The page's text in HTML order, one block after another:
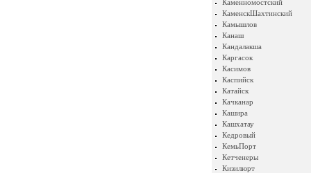
Каменномостский
КаменскШахтинский
Камышлов
Канаш
Кандалакша
Каргасок
Касимов
Каспийск
Катайск
Качканар
Кашира
Кашхатау
Кедровый
КемьПорт
Кетченеры
Кизилюрт